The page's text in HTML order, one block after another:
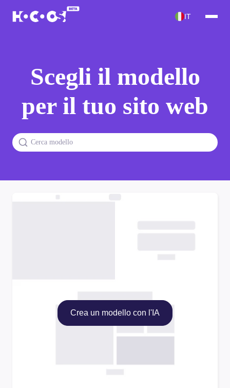
IT
Scegli il modello
per il tuo sito web
Crea un modello con l'IA